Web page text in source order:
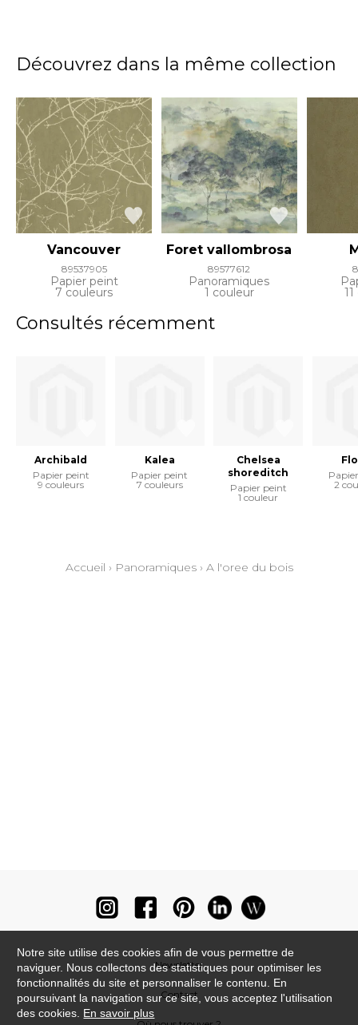
Découvrez dans la même collection
Vancouver
89537905
Papier peint
7 couleurs
Foret vallombrosa
89577612
Panoramiques
1 couleur
Consultés récemment
Archibald
Papier peint
9 couleurs
Kalea
Papier peint
7 couleurs
Chelsea
shoreditch
Papier peint
1 couleur
2
Accueil › Panoramiques› A l'oree du bois
Newsletter
Contact
Notre site utilise des cookies afin de vous permettre de
naviguer. Nous collectons des statistiques pour optimiser les
fonctionnalités du site et personnaliser le contenu. En
poursuivant la navigation sur ce site, vous acceptez l'utilisation
des cookies. En savoir plus